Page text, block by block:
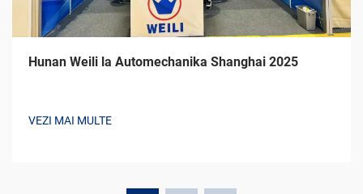
Hunan Weili la Automechanika Shanghai 2025
VEZI MAI MULTE